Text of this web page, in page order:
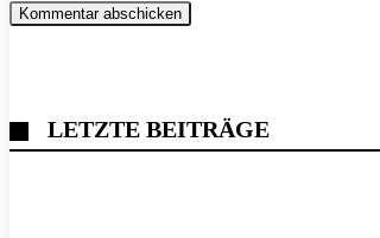
LETZTE BEITRÄGE